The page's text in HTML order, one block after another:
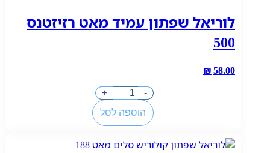
לוריאל שפתון עמיד מאט רזיזטנס
500
₪58.00
-
כמות
של
לוריאל
עמיד
+
הוספה לסל